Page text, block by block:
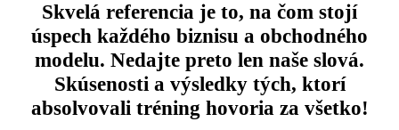
Skvelá referencia je to, na čom stojí
úspech každého biznisu a obchodného
modelu. Nedajte preto len naše slová.
Skúsenosti a výsledky tých, ktorí
absolvovali tréning hovoria za všetko!